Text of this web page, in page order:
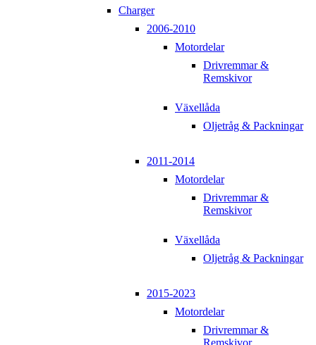
Charger
2006-2010
Motordelar
Drivremmar &
Remskivor
Växellåda
Oljetråg & Packningar
2011-2014
Motordelar
Drivremmar &
Remskivor
Växellåda
Oljetråg & Packningar
2015-2023
Motordelar
Drivremmar &